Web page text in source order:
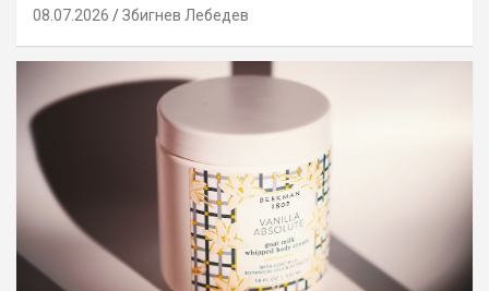
08.07.2026 Збигнев Лебедев